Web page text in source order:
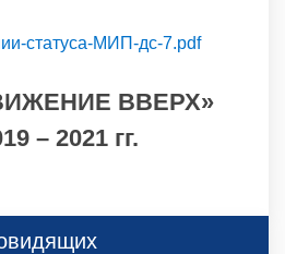
статуса-МИП-дс-7.pdf
ВВЕРХ»
– 2021 гг.